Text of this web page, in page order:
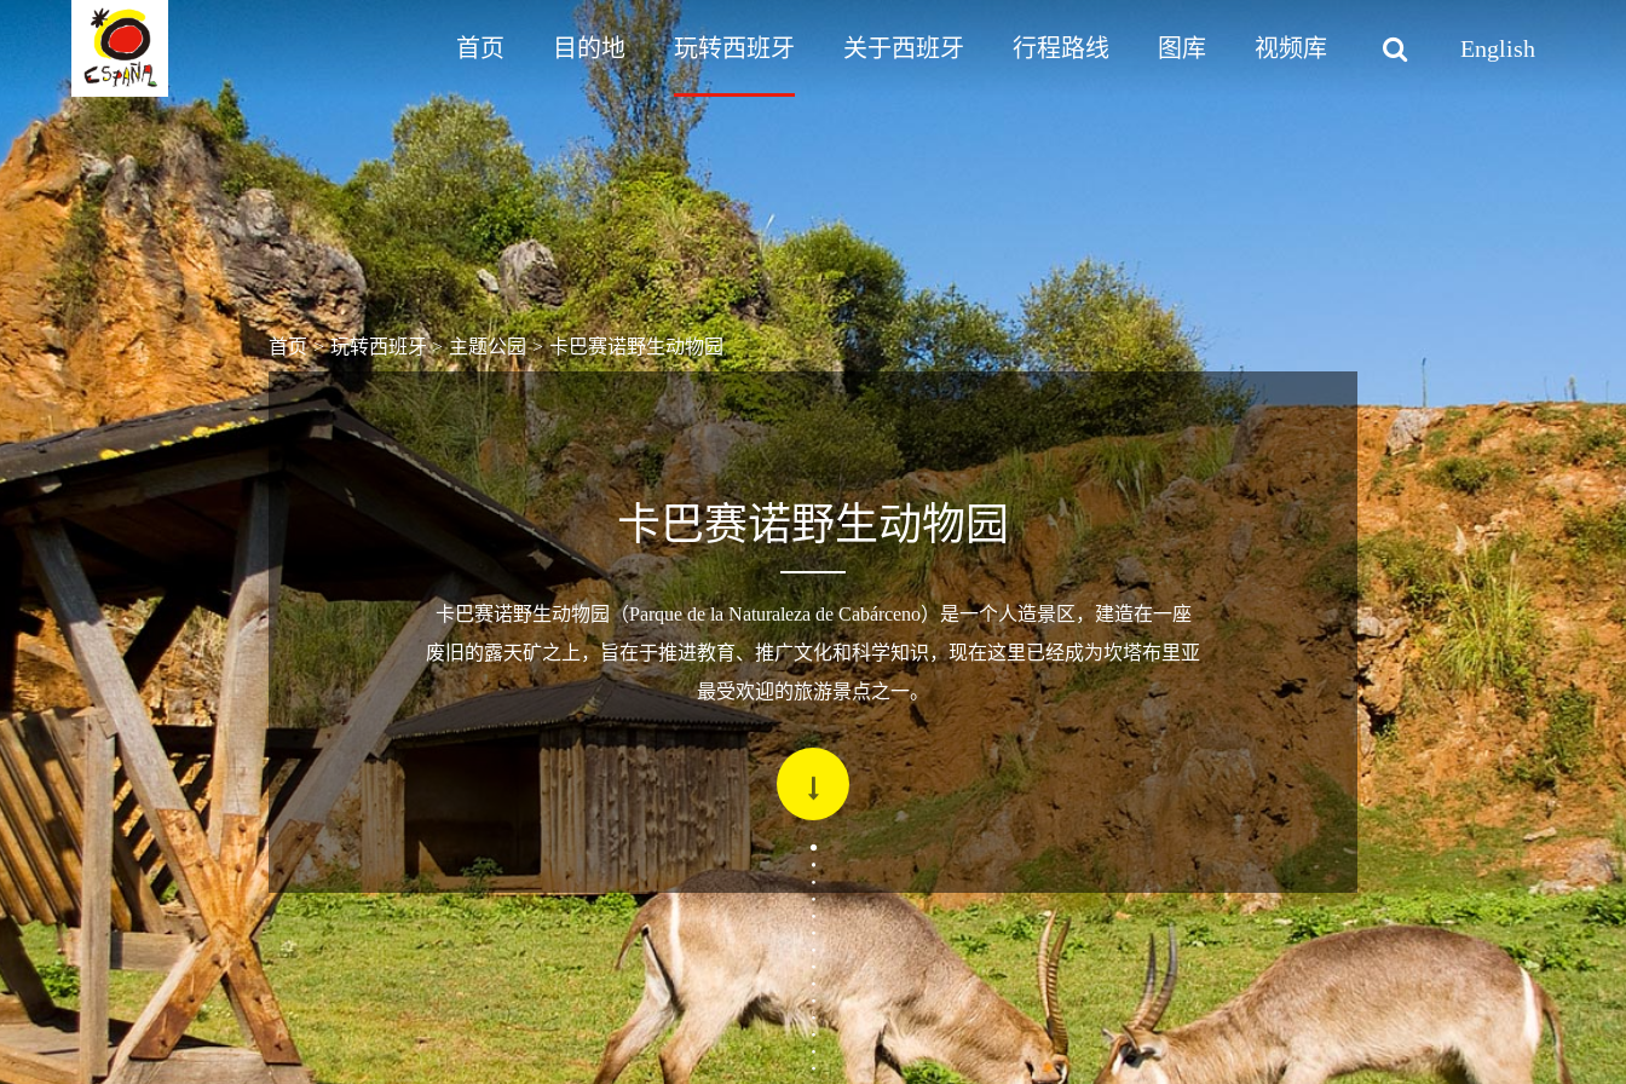
首页 目的地 玩转西班牙 关于西班牙 行程路线 图库 视频库 English
首页 > 玩转西班牙 > 主题公园 > 卡巴赛诺野生动物园
卡巴赛诺野生动物园
卡巴赛诺野生动物园（Parque de la Naturaleza de Cabárceno）是一个人造景区，建造在一座
废旧的露天矿之上，旨在于推进教育、推广文化和科学知识，现在这里已经成为坎塔布里亚
最受欢迎的旅游景点之一。